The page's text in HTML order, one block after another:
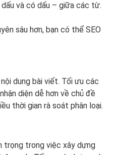
và có dấu – giữa các từ.
sâu hơn, bạn có thể SEO
dung bài viết. Tối ưu các
diện dễ hơn về chủ đề
thời gian rà soát phân loại.
trọng trong việc xây dựng